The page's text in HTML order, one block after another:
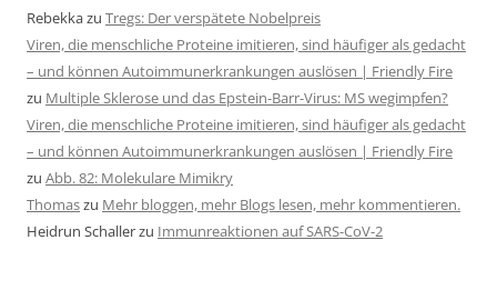
Rebekkazu Tregs: Der verspätete Nobelpreis
Viren, die menschliche Proteine imitieren, sind häufiger als gedacht
– und können Autoimmunerkrankungen auslösen | Friendly Fire
zu Multiple Sklerose und das Epstein-Barr-Virus: MS wegimpfen?
Viren, die menschliche Proteine imitieren, sind häufiger als gedacht
– und können Autoimmunerkrankungen auslösen | Friendly Fire
zu Abb. 82: Molekulare Mimikry
Thomaszu Mehr bloggen, mehr Blogs lesen, mehr kommentieren.
Heidrun Schallerzu Immunreaktionen auf SARS-CoV-2